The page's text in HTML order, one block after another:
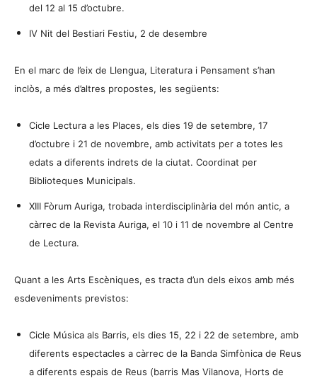
del 12 al 15 d’octubre.
IV Nit del Bestiari Festiu, 2 de desembre
En el marc de l’eix de Llengua, Literatura i Pensament s’han
inclòs, a més d’altres propostes, les següents:
Cicle Lectura a les Places, els dies 19 de setembre, 17
d’octubre i 21 de novembre, amb activitats per a totes les
edats a diferents indrets de la ciutat. Coordinat per
Biblioteques Municipals.
XIII Fòrum Auriga, trobada interdisciplinària del món antic, a
càrrec de la Revista Auriga, el 10 i 11 de novembre al Centre
de Lectura.
Quant a les Arts Escèniques, es tracta d’un dels eixos amb més
esdeveniments previstos:
Cicle Música als Barris, els dies 15, 22 i 22 de setembre, amb
diferents espectacles a càrrec de la Banda Simfònica de Reus
a diferents espais de Reus (barris Mas Vilanova, Horts de